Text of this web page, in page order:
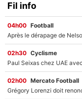
Fil info
04h00 Football
02h30 Cyclisme
02h00 Mercato Football